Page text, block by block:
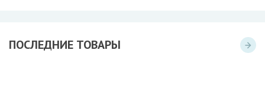
ПОСЛЕДНИЕ ТОВАРЫ